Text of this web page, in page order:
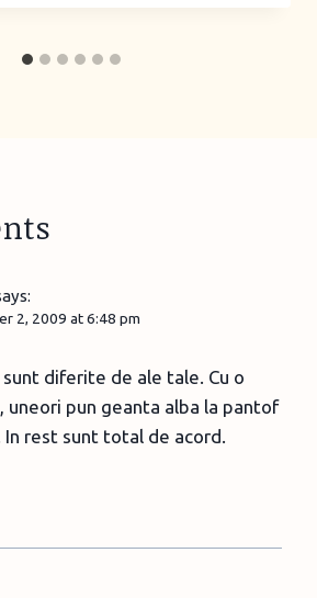
2, 2009 at 6:48 pm
diferite de ale tale. Cu o
uneori pun geanta alba la pantof
In rest sunt total de acord.